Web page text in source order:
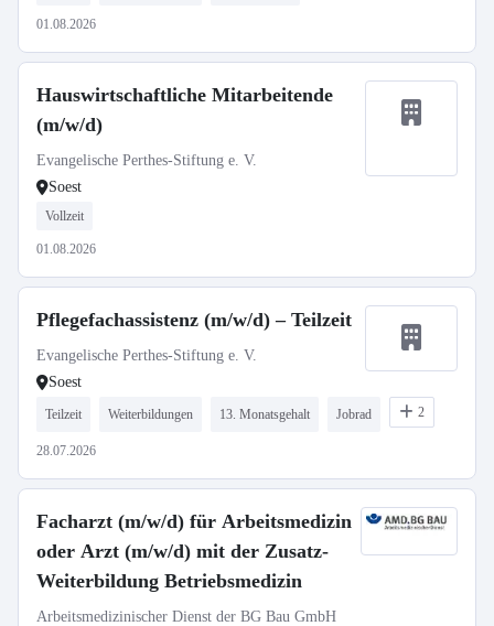
01.08.2026
Hauswirtschaftliche Mitarbeitende
(m/w/d)
Evangelische Perthes-Stiftung e. V.
Soest
Vollzeit
01.08.2026
Pflegefachassistenz (m/w/d) – Teilzeit
Evangelische Perthes-Stiftung e. V.
Soest
Teilzeit Weiterbildungen 13. Monatsgehalt Jobrad 2
28.07.2026
Facharzt (m/w/d) für Arbeitsmedizin
oder Arzt (m/w/d) mit der Zusatz-
Weiterbildung Betriebsmedizin
Arbeitsmedizinischer Dienst der BG Bau GmbH